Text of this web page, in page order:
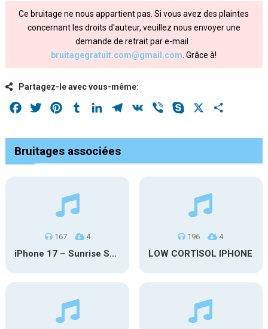
Ce bruitage ne nous appartient pas. Si vous avez des plaintes
concernant les droits d'auteur, veuillez nous envoyer une
demande de retrait par e-mail :
bruitagegratuit.com@gmail.com . Grâce à!
Partagez-le avec vous-même:
Facebook
Twitter PinterestTumblrLinkedInTelegram
VK Viber Skype
Bruitages associées
167 4
iPhone 17 – Sunrise Serenity
196 4
LOW CORTISOL IPHONE